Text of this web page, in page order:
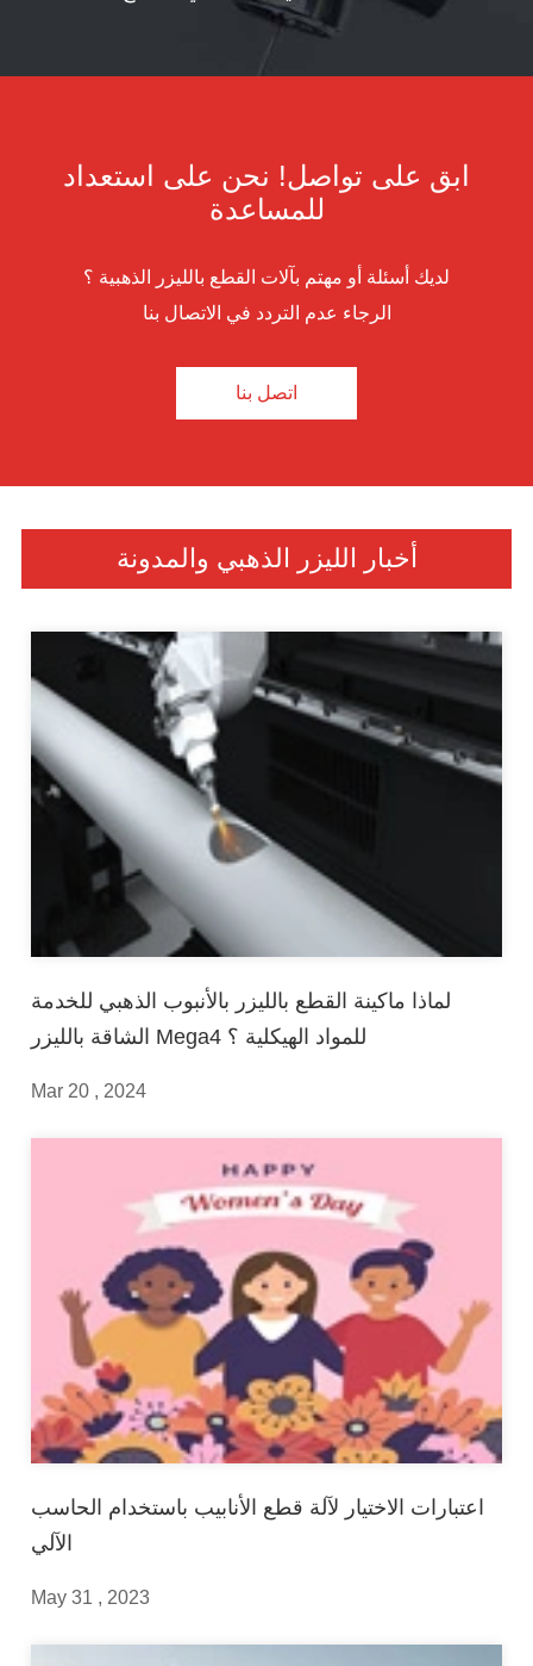
ابق على تواصل! نحن على استعداد
للمساعدة
لديك أسئلة أو مهتم بآلات القطع بالليزر الذهبية ؟
الرجاء عدم التردد في الاتصال بنا
اتصل بنا
أخبار الليزر الذهبي والمدونة
لماذا ماكينة القطع بالليزر بالأنبوب الذهبي للخدمة
الشاقة بالليزر Mega4 للمواد الهيكلية ؟
Mar 20 , 2024
اعتبارات الاختيار لآلة قطع الأنابيب باستخدام الحاسب
الآلي
May 31 , 2023